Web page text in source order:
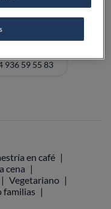
936 59 55 83
en café
cena
Vegetariano
familias